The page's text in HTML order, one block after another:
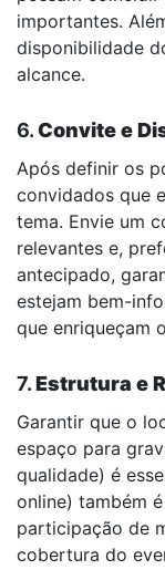
importantes.
disponibilidade
alcance.
6.Convite e
Após definir os
convidados que
tema. Envie um
relevantes e,
antecipado,
estejam bem-
que enriqueçam
7.Estrutura e
Garantir que o
espaço para
qualidade) é
online) também
participação de
cobertura do